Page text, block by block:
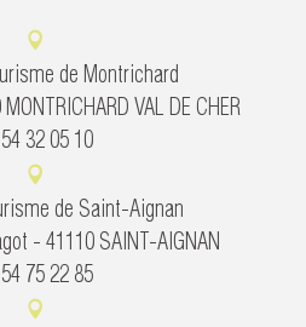
de Montrichard
VAL DE CHER
32 05 10
de Saint-Aignan
- 41110 SAINT-AIGNAN
75 22 85